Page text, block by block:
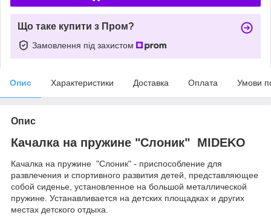
Що таке купити з Пром?
Замовлення під захистом
Опис Характеристики Доставка Оплата Умови
Опис
Качалка на пружине "Слоник" MIDEKO
Качалка на пружине "Слоник" - приспособление для
развлечения и спортивного развития детей, представляющее
собой сиденье, установленное на большой металлической
пружине. Устанавливается на детских площадках и других
местах детского отдыха.